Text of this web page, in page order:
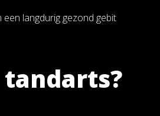
langdurig gezond gebit